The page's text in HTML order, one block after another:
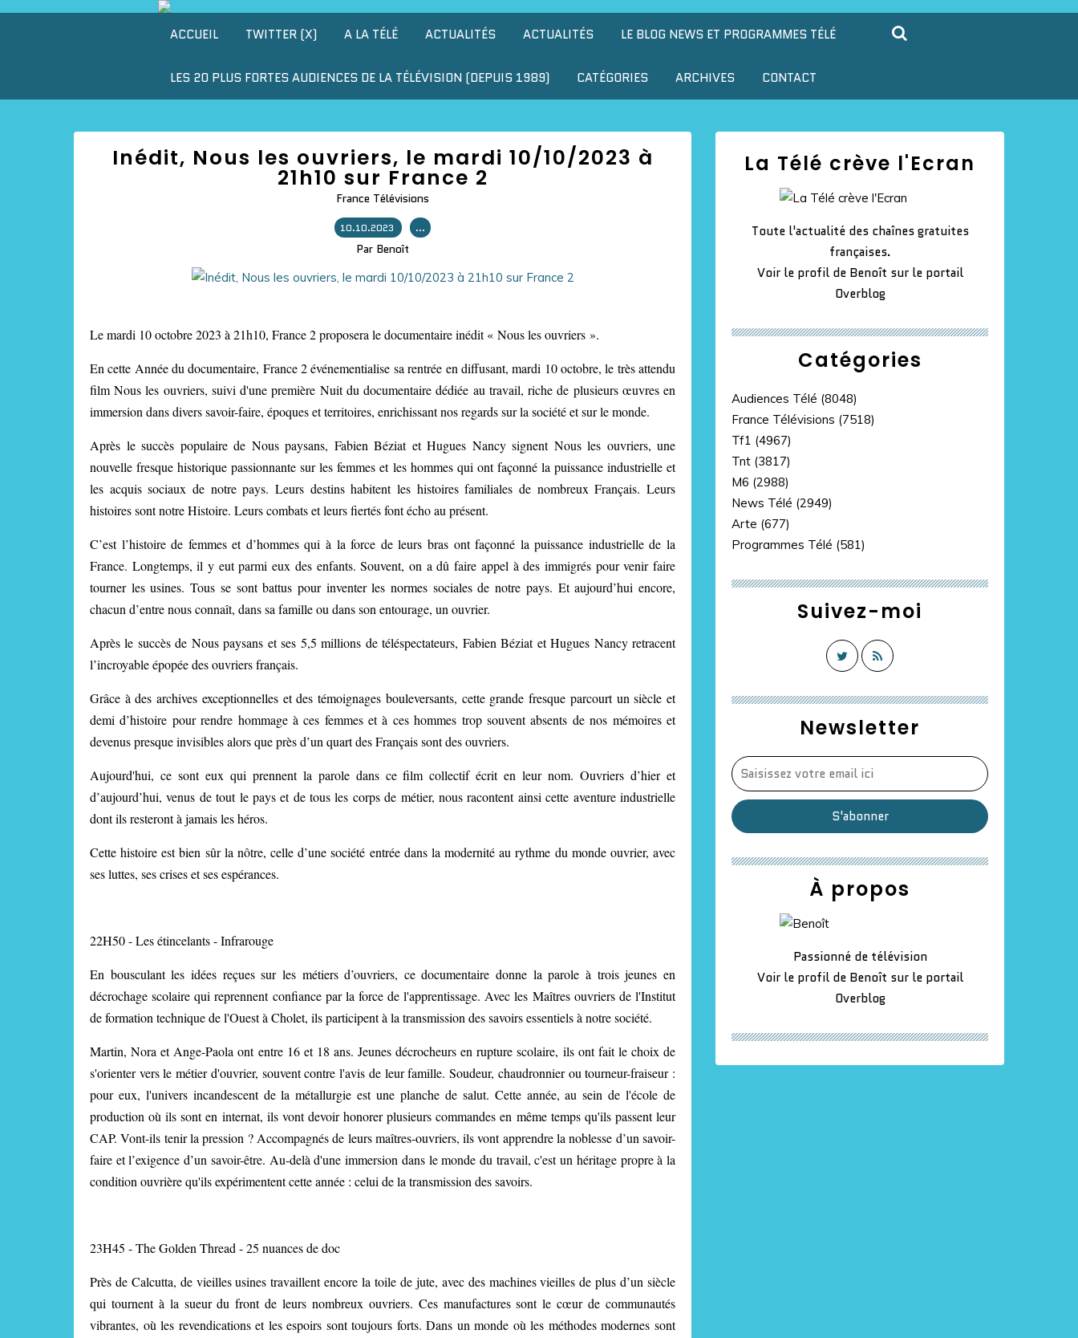
ACCUEIL TWITTER (X) A LA TÉLÉ ACTUALITÉS ACTUALITÉS LE BLOG NEWS ET PROGRAMMES TÉLÉ
LES 20 PLUS FORTES AUDIENCES DE LA TÉLÉVISION (DEPUIS 1989) CATÉGORIES ARCHIVES CONTACT
Inédit, Nous les ouvriers, le mardi 10/10/2023 à
21h10 sur France 2
France Télévisions
10.10.2023 …
Par Benoît
Le mardi 10 octobre 2023 à 21h10, France 2 proposera le documentaire inédit « Nous les ouvriers ».
En cette Année du documentaire, France 2 événementialise sa rentrée en diffusant, mardi 10 octobre, le très attendu
film Nous les ouvriers, suivi d'une première Nuit du documentaire dédiée au travail, riche de plusieurs œuvres en
immersion dans divers savoir-faire, époques et territoires, enrichissant nos regards sur la société et sur le monde.
Après le succès populaire de Nous paysans, Fabien Béziat et Hugues Nancy signent Nous les ouvriers, une
nouvelle fresque historique passionnante sur les femmes et les hommes qui ont façonné la puissance industrielle et
les acquis sociaux de notre pays. Leurs destins habitent les histoires familiales de nombreux Français. Leurs
histoires sont notre Histoire. Leurs combats et leurs fiertés font écho au présent.
C’est l’histoire de femmes et d’hommes qui à la force de leurs bras ont façonné la puissance industrielle de la
France. Longtemps, il y eut parmi eux des enfants. Souvent, on a dû faire appel à des immigrés pour venir faire
tourner les usines. Tous se sont battus pour inventer les normes sociales de notre pays. Et aujourd’hui encore,
chacun d’entre nous connaît, dans sa famille ou dans son entourage, un ouvrier.
Après le succès de Nous paysans et ses 5,5 millions de téléspectateurs, Fabien Béziat et Hugues Nancy retracent
l’incroyable épopée des ouvriers français.
Grâce à des archives exceptionnelles et des témoignages bouleversants, cette grande fresque parcourt un siècle et
demi d’histoire pour rendre hommage à ces femmes et à ces hommes trop souvent absents de nos mémoires et
devenus presque invisibles alors que près d’un quart des Français sont des ouvriers.
Aujourd'hui, ce sont eux qui prennent la parole dans ce film collectif écrit en leur nom. Ouvriers d’hier et
d’aujourd’hui, venus de tout le pays et de tous les corps de métier, nous racontent ainsi cette aventure industrielle
dont ils resteront à jamais les héros.
Cette histoire est bien sûr la nôtre, celle d’une société entrée dans la modernité au rythme du monde ouvrier, avec
ses luttes, ses crises et ses espérances.
22H50 - Les étincelants - Infrarouge
En bousculant les idées reçues sur les métiers d’ouvriers, ce documentaire donne la parole à trois jeunes en
décrochage scolaire qui reprennent confiance par la force de l'apprentissage. Avec les Maîtres ouvriers de l'Institut
de formation technique de l'Ouest à Cholet, ils participent à la transmission des savoirs essentiels à notre société.
Martin, Nora et Ange-Paola ont entre 16 et 18 ans. Jeunes décrocheurs en rupture scolaire, ils ont fait le choix de
s'orienter vers le métier d'ouvrier, souvent contre l'avis de leur famille. Soudeur, chaudronnier ou tourneur-fraiseur :
pour eux, l'univers incandescent de la métallurgie est une planche de salut. Cette année, au sein de l'école de
production où ils sont en internat, ils vont devoir honorer plusieurs commandes en même temps qu'ils passent leur
CAP. Vont-ils tenir la pression ? Accompagnés de leurs maîtres-ouvriers, ils vont apprendre la noblesse d’un savoir-
faire et l’exigence d’un savoir-être. Au-delà d'une immersion dans le monde du travail, c'est un héritage propre à la
condition ouvrière qu'ils expérimentent cette année : celui de la transmission des savoirs.
23H45 - The Golden Thread - 25 nuances de doc
Près de Calcutta, de vieilles usines travaillent encore la toile de jute, avec des machines vieilles de plus d’un siècle
qui tournent à la sueur du front de leurs nombreux ouvriers. Ces manufactures sont le cœur de communautés
vibrantes, où les revendications et les espoirs sont toujours forts. Dans un monde où les méthodes modernes sont
Newsletter
Catégories
Audiences Télé (8048)
France Télévisions (7518)
Tf1 (4967)
Tnt (3817)
M6 (2988)
News Télé (2949)
Arte (677)
Programmes Télé (581)
La Télé crève l'Ecran
Toute l'actualité des chaînes gratuites
françaises.
Voir le profil de Benoît sur le portail
Overblog
Suivez-moi
À propos
Passionné de télévision
Voir le profil de Benoît sur le portail
Overblog